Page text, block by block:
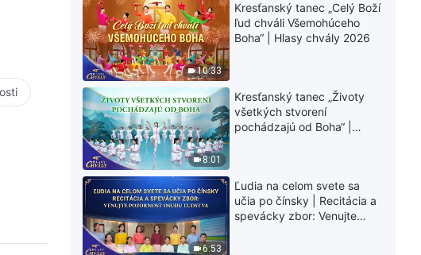
10:33
Kresťanský tanec „Celý Boží
ľud chváli Všemohúceho
Boha“ | Hlasy chvály 2026
8:01
Kresťanský tanec „Životy
všetkých stvorení
pochádzajú od Boha“ |
6:53
Ľudia na celom svete sa
učia po čínsky | Recitácia a
spevácky zbor: Venujte